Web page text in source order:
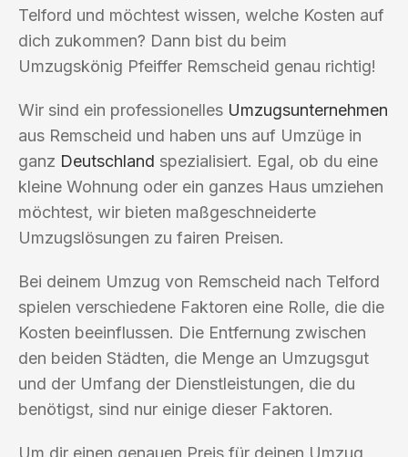
Telford und möchtest wissen, welche Kosten auf
dich zukommen? Dann bist du beim
Umzugskönig Pfeiffer Remscheid genau richtig!
Wir sind ein professionelles Umzugsunternehmen
aus Remscheid und haben uns auf Umzüge in
ganz Deutschland spezialisiert. Egal, ob du eine
kleine Wohnung oder ein ganzes Haus umziehen
möchtest, wir bieten maßgeschneiderte
Umzugslösungen zu fairen Preisen.
Bei deinem Umzug von Remscheid nach Telford
spielen verschiedene Faktoren eine Rolle, die die
Kosten beeinflussen. Die Entfernung zwischen
den beiden Städten, die Menge an Umzugsgut
und der Umfang der Dienstleistungen, die du
benötigst, sind nur einige dieser Faktoren.
Um dir einen genauen Preis für deinen Umzug